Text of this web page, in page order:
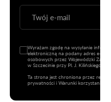
Wyrażam zgodę na wysyłanie
elektroniczną na podany adres e-
osobowych przez Wojewódzki
w Szczecinie przy Pl. J. Kilińskiego 3.
Ta strona jest chroniona przez
prywatności i Warunki korzystania z